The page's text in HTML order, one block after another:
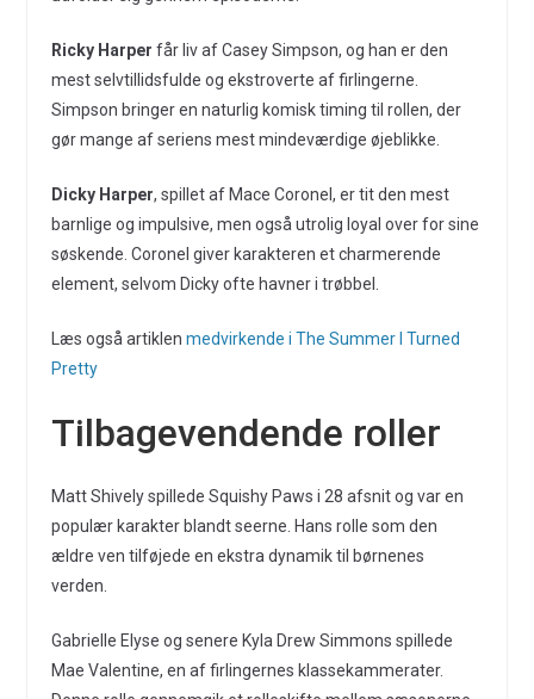
Ricky Harper får liv af Casey Simpson, og han er den
mest selvtillidsfulde og ekstroverte af firlingerne.
Simpson bringer en naturlig komisk timing til rollen, der
gør mange af seriens mest mindeværdige øjeblikke.
Dicky Harper, spillet af Mace Coronel, er tit den mest
barnlige og impulsive, men også utrolig loyal over for sine
søskende. Coronel giver karakteren et charmerende
element, selvom Dicky ofte havner i trøbbel.
Læs også artiklen medvirkende i The Summer I Turned
Pretty
Tilbagevendende roller
Matt Shively spillede Squishy Paws i 28 afsnit og var en
populær karakter blandt seerne. Hans rolle som den
ældre ven tilføjede en ekstra dynamik til børnenes
verden.
Gabrielle Elyse og senere Kyla Drew Simmons spillede
Mae Valentine, en af firlingernes klassekammerater.